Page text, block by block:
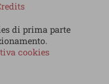
di prima parte
cookies